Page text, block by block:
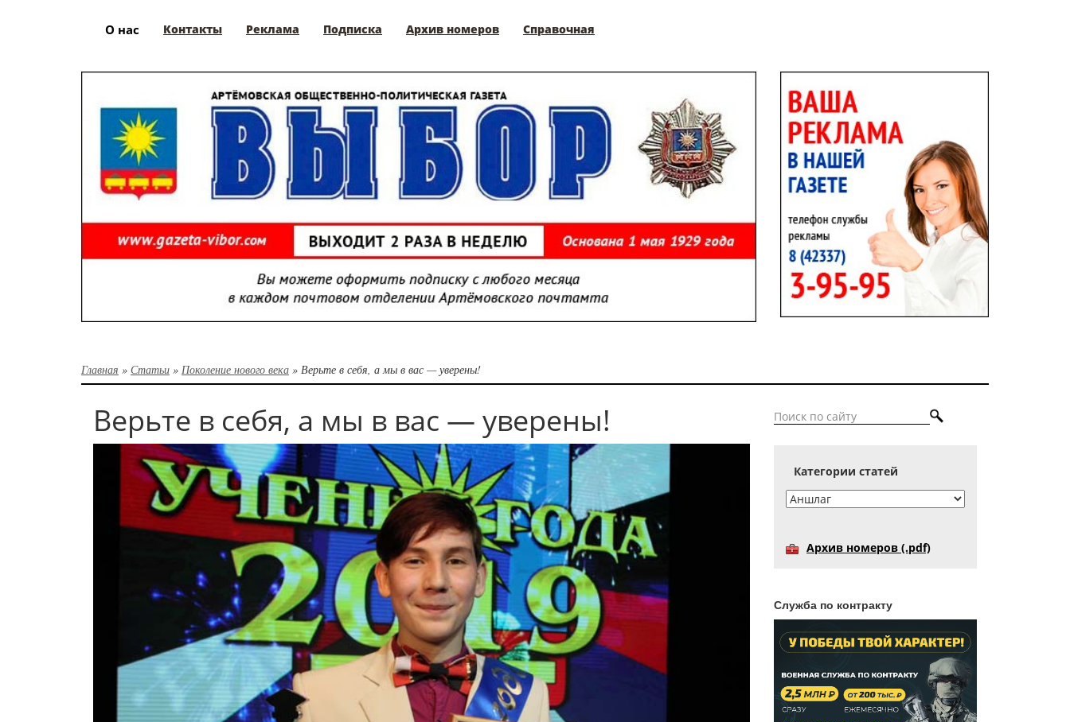
О нас Контакты Реклама Подписка Архив номеров Справочная
Главная » Статьи » Поколение нового века » Верьте в себя, а мы в вас — уверены!
Верьте в себя, а мы в вас — уверены!
Категории статей
Архив номеров (.pdf)
Служба по контракту